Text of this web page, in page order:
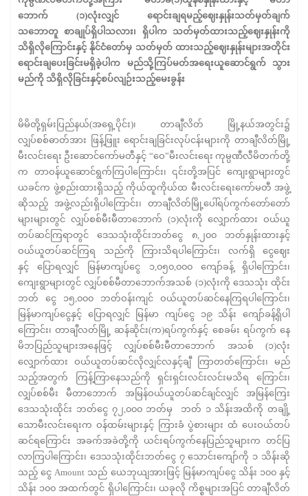
ဘောက် (၁)လုံးလျှင် ရောင်းချရမည့်ဈေးနှုန်းသတ်မှတ်ချက်
သဘောတူ စာချုပ်ရှိပါသလား၊ ရှိပါက သတ်မှတ်ထားသည့်ဈေးနှုန်းကို
သိရှိလိုကြောင်းနှင့် နိုင်ငံတော်မှ သတ်မှတ် ထားသည့်ဈေးနှုန်းများအတိုင်း
ရောင်းချပေးခြင်းမရှိခဲ့ပါက မည်သို့ကြပ်မတ်အရေးယူဆောင်ရွက် သွား
မည်ကို သိရှိလိုခြင်းနှင့်စပ်လျဉ်းသည့်မေးခွန်း
မိမိတို့ရှမ်းပြည်နယ်(အရှေ့ပိုင်း)၊ တာချီလိတ် မြို့နယ်အတွင်း၌
လျှပ်စစ်ဓာတ်အား ဖြန့်ဖြူး ရောင်းချခြင်းလုပ်ငန်းများကို တာချီလိတ်မြို့
မီးလင်းရေး ဦးဆောင်ကော်မတီနှင့် “ဝေ”မီးလင်းရေး ကုမ္ပဏီလီမိတက်တို့
က တာဝန်ယူဆောင်ရွက်ကြပါကြောင်း၊ ၎င်းတို့အပြင် ကျေးရွာများတွင်
ယခင်က ဖွဲ့စည်းထားရှိသည့် ကိုယ်ထူကိုယ်ထ မီးလင်းရေးကော်မတီ အဖွဲ့
ဆိုသည့် အဖွဲ့လည်းရှိပါကြောင်း၊ တာချီလိတ်မြို့ပေါ်ရပ်ကွက်တော်တော်
များများတွင် လျှပ်စစ်မီးမီတာဘောက် (၁)လုံးကို လျှောက်ထား ဝယ်ယူ
တပ်ဆင်ကြရာတွင် ဒေသသုံးထိုင်းဘတ်ငွေ ၈,၂၀၀ ဘတ်နှုန်းထားနှင့်
ဝယ်ယူတပ်ဆင်ကြရ သည်ကို ကြားသိရပါကြောင်း၊ လက်ရှိ ငွေဈေး
နှင့် ပြောရလျှင် မြန်မာကျပ်ငွေ ၁,၀၅၀,၀၀၀ ကျော်ခန့် ရှိပါကြောင်း၊
ကျေးရွာများတွင် လျှပ်စစ်မီတာဘောက်အသစ် (၁)လုံးကို ဒေသသုံး ထိုင်း
ဘတ် ငွေ ၁၅,၀၀၀ ဘတ်ဝန်းကျင် ဝယ်ယူတပ်ဆင်နေကြရပါကြောင်း၊
မြန်မာကျပ်ငွေနှင့် ပြောရလျှင် မြန်မာ ကျပ်ငွေ ၁၉ သိန်း ကျော်ခန့်ရှိပါ
ကြောင်း၊ တာချီလတ်မြို့ ဆန်ဆိုင်း(က)ရပ်ကွက်နှင့် စေခမ်း ရပ်ကွက် နေ
မိဘပြည်သူများအနေဖြင့် လျှပ်စစ်မီးမီတာဘောက် အသစ် (၁)လုံး
လျှောက်ထား ဝယ်ယူတပ်ဆင်လိုလျှင်လနှင့်ချီ ကြာတတ်ကြောင်း၊ မည်
သည့်အတွက် ကြန့်ကြာနေသည်ကို ရှင်းရှင်းလင်းလင်းမသိရ ကြောင်း၊
လျှပ်စစ်မီး မီတာဘောက် အမြန်ဝယ်ယူတပ်ဆင်ချင်လျှင် အမြန်ကြေး
ဒေသသုံးထိုင်း ဘတ်ငွေ ၇၂,၀၀၀ ဘတ်မှ ဘတ် ၁ သိန်းအထိကို တချို့
သောမီးလင်းရေးက ဝန်ထမ်းများနှင့် ကြားခံ ပွဲစားများ ထံ ပေးဝယ်တပ်
ဆင်ရကြောင်း အခက်အခဲတို့ကို ယင်းရပ်ကွက်နေပြည်သူများက တင်ပြ
လာကြပါကြောင်း၊ ဒေသသုံးထိုင်းဘတ်ငွေ ၇ သောင်းကျော်ကို ၁ သိန်းဆို
သည့် ငွေ Amount သည် ယေဘုယျအားဖြင့် မြန်မာကျပ်ငွေ သိန်း ၁၀၀ နှင့်
သိန်း ၁၀၀ အထက်တွင် ရှိပါကြောင်း၊ ယခုလို ကိစ္စများအပြင် တာချီလိတ်